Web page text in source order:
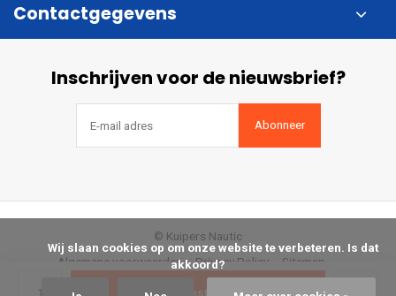
Bestellen
Contactgegevens
Inschrijven voor de nieuwsbrief?
Abonneer
Algemene voorwaarden Privacy Policy Sitemap
© Kuipers Nautic
akkoord?